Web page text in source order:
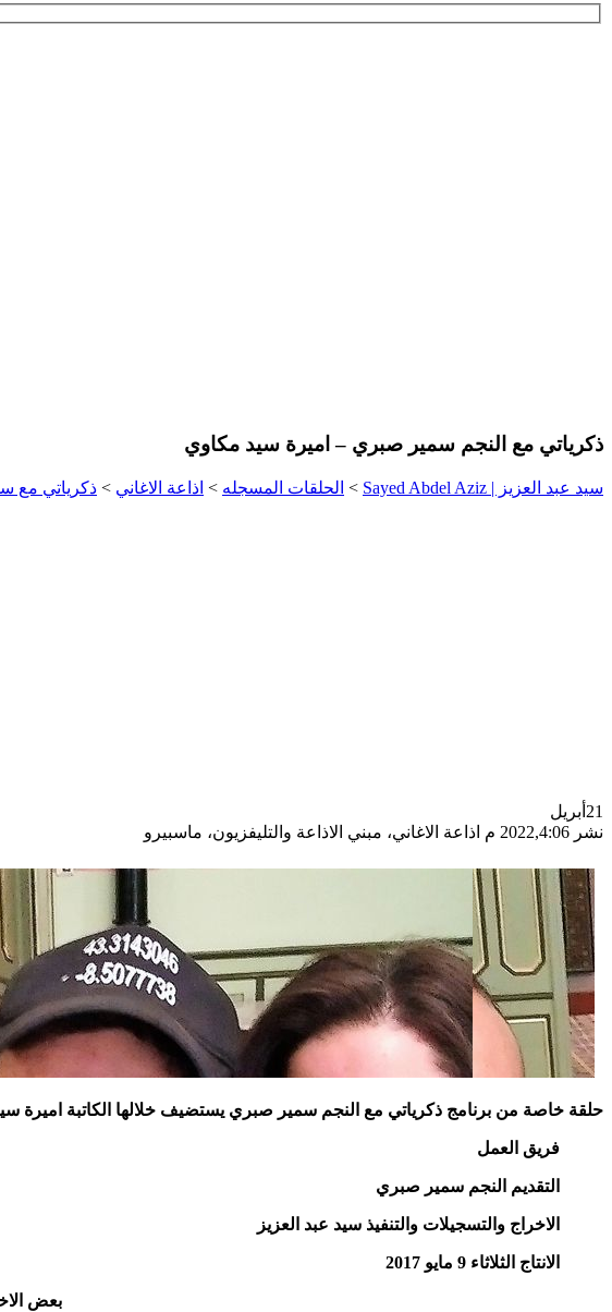
ذكرياتي مع النجم سمير صبري – اميرة سيد مكاوي
سيد عبد العزيز | Sayed Abdel Aziz > الحلقات المسجله > اذاعة الاغاني > ذكرياتي مع
21 أبريل
نشر 2022,4:06 م
اذاعة الاغاني، مبني الاذاعة والتليفزيون، ماسبيرو
حلقة خاصة من برنامج ذكرياتي مع النجم سمير صبري يستضيف خلالها الكاتبة اميرة
فريق العمل
التقديم النجم سمير صبري
الاخراج والتسجيلات والتنفيذ سيد عبد العزيز
الانتاج الثلاثاء 9 مايو 2017
بعض